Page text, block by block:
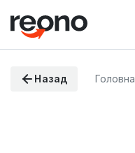
Назад Головна